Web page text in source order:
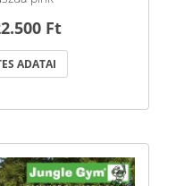
Ft
ADATAI